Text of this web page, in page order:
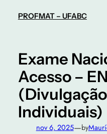
PROFMAT – UFABC
Exame
Acesso –
Individuais)
nov 6, 2025—by